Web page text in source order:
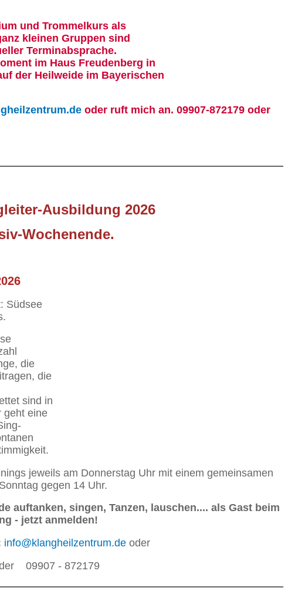
und Trommelkurs als
kleinen Gruppen sind
Terminabsprache.
im Haus Freudenberg in
der Heilweide im Bayerischen
oder ruft mich an. 09907-872179 oder
Ausbildung 2026
Wochenende.
Südsee
die
die
sind in
geht eine
jeweils am Donnerstag Uhr mit einem gemeinsamen
gegen 14 Uhr.
auftanken, singen, Tanzen, lauschen.... als Gast beim
- jetzt anmelden!
info@klangheilzentrum.de oder
09907 - 872179